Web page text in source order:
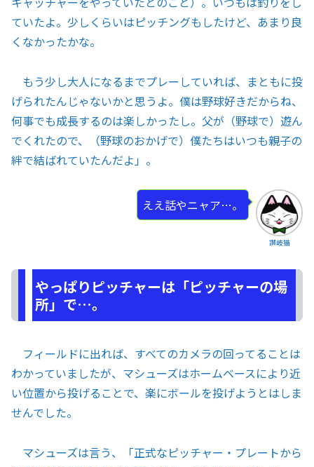
ていたよ。少しくらいはピッチングもしたけど、あまり良
くなかったかな。
もう少し大人になるまでプレーしていれば、まともに投
げられたんじゃないかと思うよ。僕は野球好きだからね、
何事でも成長するのは楽しかったし。父が（野球で）遊ん
でくれたので、（野球のおかげで）僕たちはいつも親子の
絆で結ばれていたんだよ」。
讃岐猫
ええ話やニャア…。
やっぱりピッチャーは「ピッチャーの場
所」で…。
フィールドに出れば、すべてのカメラの回ってることは
わかっていましたが、マシューズはホームベースにより近
い位置から投げることで、楽にボールを投げようとはしま
せんでした。
マシューズは言う、「正式なピッチャー・プレートから